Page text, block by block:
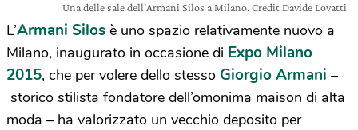
Una delle sale dell'Armani Silos a Milano. Credit Davide Lovatti
L’Armani Silos è uno spazio relativamente nuovo a
Milano, inaugurato in occasione di Expo Milano
2015, che per volere dello stesso Giorgio Armani –
storico stilista fondatore dell’omonima maison di alta
moda – ha valorizzato un vecchio deposito per